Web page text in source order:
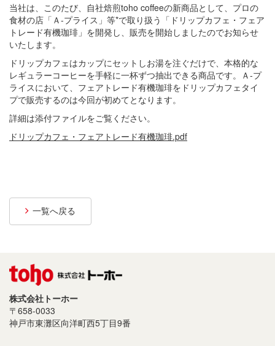
採用情報
お問い合わせ
電子公告
新規出店用地の募集
プライバシーポリシー
サイトご利用について
当社は、このたび、自社焙煎toho coffeeの新商品として、プロの
食材の店「Ａ-プライス」等*で取り扱う「ドリップカフェ・フェア
トレード有機珈琲」を開発し、販売を開始しましたのでお知らせ
いたします。
ドリップカフェはカップにセットしお湯を注ぐだけで、本格的な
レギュラーコーヒーを手軽に一杯ずつ抽出できる商品です。Ａ-プ
ライスにおいて、フェアトレード有機珈琲をドリップカフェタイ
プで販売するのは今回が初めてとなります。
詳細は添付ファイルをご覧ください。
ドリップカフェ・フェアトレード有機珈琲.pdf
一覧へ戻る
株式会社トーホー
〒658-0033
神戸市東灘区向洋町西5丁目9番